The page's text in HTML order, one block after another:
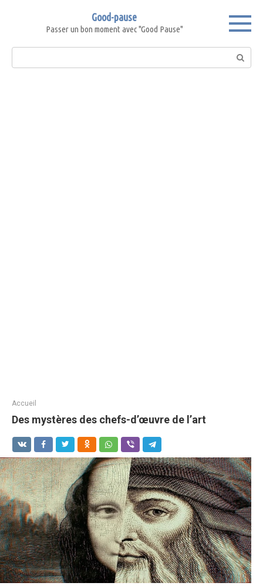
Good-pause
Passer un bon moment avec "Good Pause"
Search:
Accueil
Des mystères des chefs-d’œuvre de l’art